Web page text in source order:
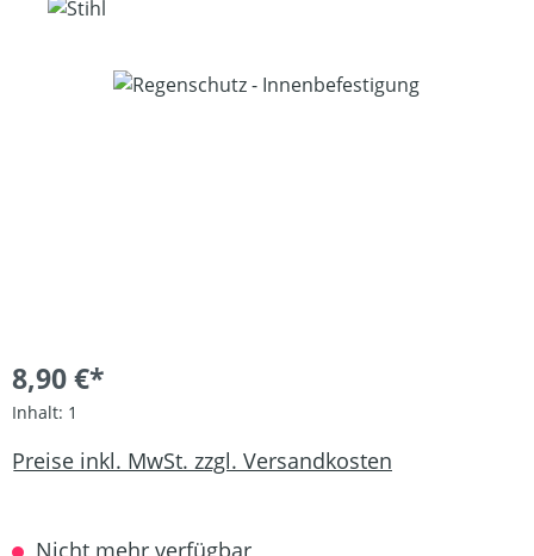
Bildergalerie überspringen
8,90 €*
Inhalt: 1
Preise inkl. MwSt. zzgl. Versandkosten
Nicht mehr verfügbar